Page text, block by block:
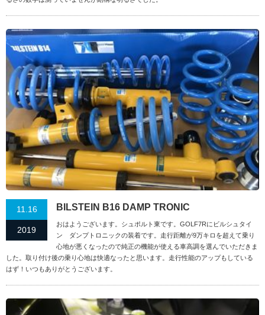
11.16
2019
BILSTEIN B16 DAMP TRONIC
おはようございます。シュポルト東です。GOLF7Rにビルシュタイ
ン ダンプトロニックの装着です。走行距離が9万キロを超えて乗り
心地が悪くなったので純正の機能が使える車高調を選んでいただきま
した。取り付け後の乗り心地は快適なったと思います。走行性能のアップもしている
はず！いつもありがとうございます。